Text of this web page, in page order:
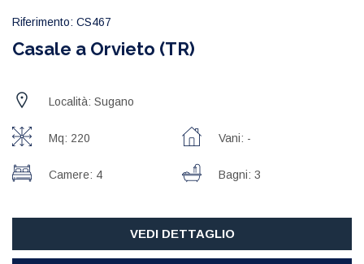
Riferimento: CS467
Casale a Orvieto (TR)
Località: Sugano
Mq: 220 Vani: -
Camere: 4 Bagni: 3
VEDI DETTAGLIO